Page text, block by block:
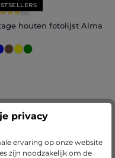
waardering van 5 van 5
(6)
houten fotolijst Alma
privacy
ervaring op onze website
zijn noodzakelijk om de